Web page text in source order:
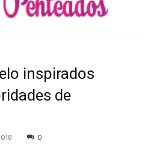
inspirados
de
0